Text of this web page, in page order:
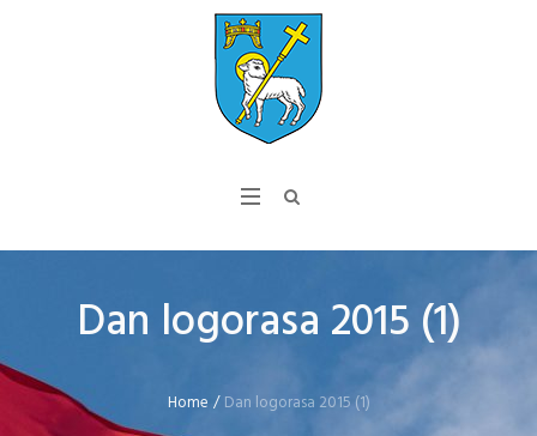
Dan logorasa 2015 (1)
Home /Dan logorasa 2015 (1)